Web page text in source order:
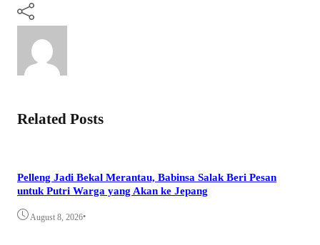
Related Posts
Pelleng Jadi Bekal Merantau, Babinsa Salak Beri Pesan
untuk Putri Warga yang Akan ke Jepang
August 8, 2026•